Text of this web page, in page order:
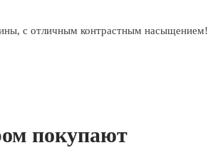
с отличным контрастным насыщением!
покупают